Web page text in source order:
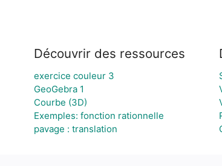
Découvrir des ressources
exercice couleur 3
GeoGebra 1
Courbe (3D)
Exemples: fonction rationnelle
pavage : translation